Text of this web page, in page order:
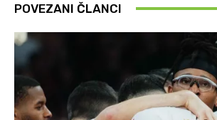
POVEZANI ČLANCI